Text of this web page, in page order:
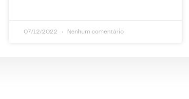
07/12/2022 Nenhum comentário